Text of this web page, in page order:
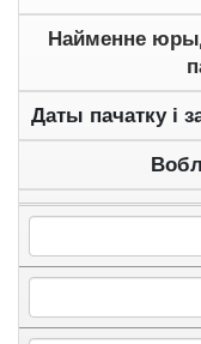
Найменне
Даты пачатку і